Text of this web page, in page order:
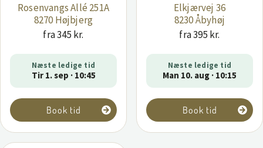
Rosenvangs Allé 251A
8270 Højbjerg
fra 345 kr.
Næste ledige tid
Tir 1. sep · 10:45
Book tid
Elkjærvej 36
8230 Åbyhøj
fra 395 kr.
Næste ledige tid
Man 10. aug · 10:15
Book tid